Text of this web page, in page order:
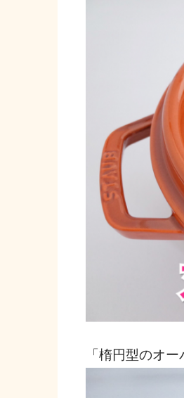
「楕円型のオ